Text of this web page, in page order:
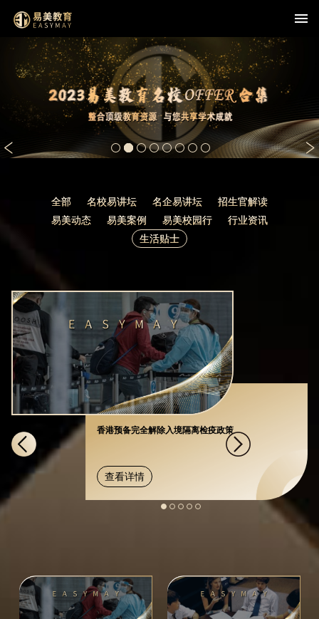
全部 名校易讲坛 名企易讲坛
招生官解读
易美动态
易美案例 易美校园行
行业资讯
生活贴士
香港预备完全解除入境隔离检疫政策
查看详情